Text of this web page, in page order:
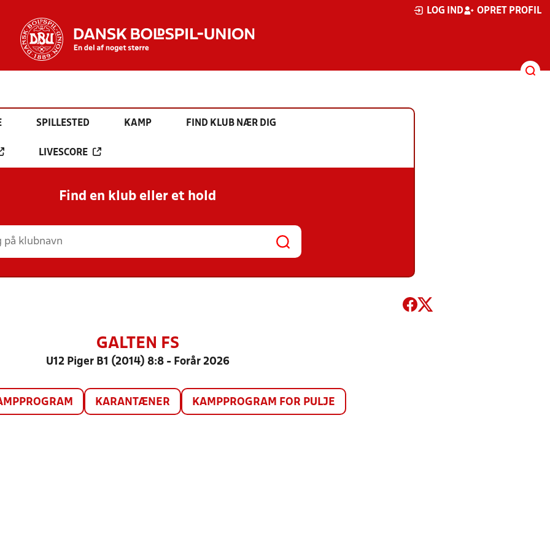
LOG IND OPRET PROFIL
SPILLESTED KAMP FIND KLUB NÆR DIG
LIVESCORE
Find en klub eller et hold
GALTEN FS
U12 Piger B1 (2014) 8:8 - Forår 2026
KARANTÆNER KAMPPROGRAM FOR PULJE